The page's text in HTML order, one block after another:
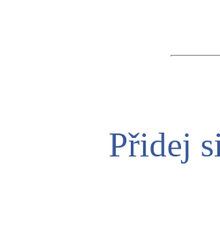
Přidej